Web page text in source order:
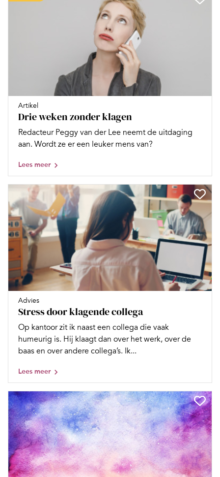
Artikel
Drie weken zonder klagen
Redacteur Peggy van der Lee neemt de uitdaging
aan. Wordt ze er een leuker mens van?
Lees meer
Advies
Stress door klagende collega
Op kantoor zit ik naast een collega die vaak
humeurig is. Hij klaagt dan over het werk, over de
baas en over andere collega’s. Ik...
Lees meer